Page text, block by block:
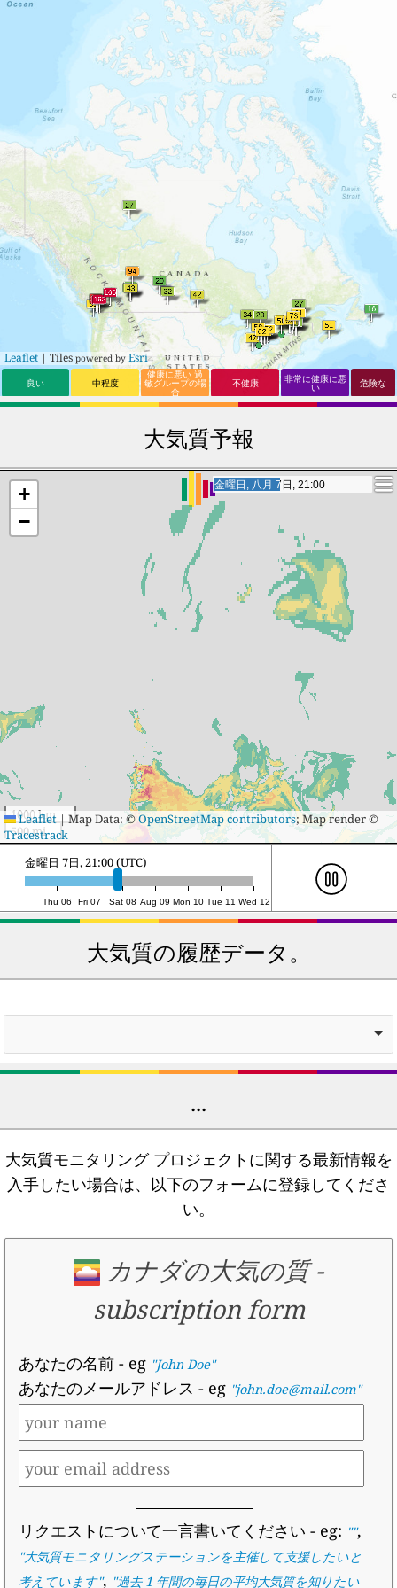
Burnaby
Port Alberni
New
Westminster
20 68
Waterloo
21
67 Delta
22
66
Prince George
23
58
Victoria
24 57 Richmond
25
57 Rouyn-Noranda
Kingston
Brandon
28 55 Montréal
29 54 Sorel-Tracy
30 54 Saint-Léonard
33 52
34 52
35 52
L'Ancienne-
50
Willowdale
42 50
Shawinigan
44
Ottawa
45 50
Mont-Royal
46 48 St. Thomas
47 North York
46
Dartmouth
49 45 Mississauga
Chatham
15 20
Saskatoon
16
21 Nanaimo
17 22 Lethbridge
18 23 Airdrie
19
24
Courtenay
20 24
Beloeil
21
24
Cochrane
22 25 Yellowknife
23
25
Victoriaville
24 25
Fort St. John
25
26
Sherbrooke
26
27 Saguenay
27
27 Jonquière
28 27 Chambly
29 28 Nepean
30
29
31
29
32 30 Barrie
33
34
Lévis
32
Vaughan
32
Regina
37
Cornwall
Saint-Lazare
Brossard
41
33
34
Drummondville
43 34 Laval
44 34 Sault Ste. Marie
45 34 London
Newmarket
47
36
Granby
48 36 Alliston
49 36 Brantford
50 36 Sainte-Catherine
Leaflet | Tiles powered by Esri
良い 中程度
健康に悪い 過
敏グループの場
合
不健康 非常に健康に悪
い 危険な
大気質予報
土曜日, 八月 8日, 18:00
土曜日, 八月 8日, 18:00
+
−
1000 km
500 mi
Leaflet|Map Data: ©OpenStreetMap contributors; Map render ©
Tracestrack
Thu 06 Fri 07 Sat 08 Aug 09 Mon 10 Tue 11 Wed 12
土曜日 8日, 18:00 (UTC)
大気質の履歴データ。
...
大気質モニタリング プロジェクトに関する最新情報を
入手したい場合は、以下のフォームに登録してくださ
い。
カナダの大気の質-
subscription form
あなたの名前- eg "John Doe"
あなたのメールアドレス - eg "john.doe@mail.com"
リクエストについて一言書いてください - eg: "",
"大気質モニタリングステーションを主催して支援したいと
考えています", "過去 1 年間の毎日の平均大気質を知りたい